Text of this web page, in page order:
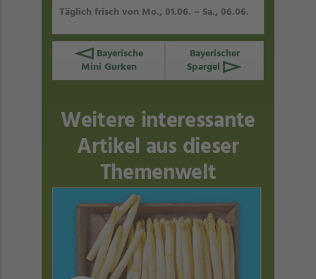
Täglich frisch von Mo., 01.06. – Sa., 06.06.
Bayerische
Mini Gurken
Bayerischer
Spargel
Weitere interessante
Artikel aus dieser
Themenwelt